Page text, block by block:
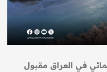
في العراق مقبول